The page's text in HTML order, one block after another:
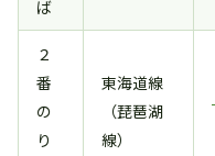
ば
２
番
の
り
東海道線
（琵琶湖
線）